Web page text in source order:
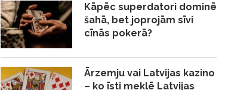
Kāpēc superdatori dominē
šahā, bet joprojām sīvi
cīnās pokerā?
Ārzemju vai Latvijas kazino
– ko īsti meklē Latvijas